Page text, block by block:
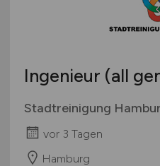
Ingenieur (all
Stadtreinigung
vor 3 Tagen
Hamburg